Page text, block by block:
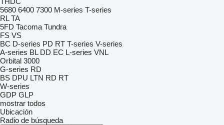
5680 6400 7300 M-series T-series
RL TA
5FD Tacoma Tundra
FS VS
BC D-series PD RT T-series V-series
A-series BL DD EC L-series VNL
Orbital 3000
G-series RD
BS DPU LTN RD RT
W-series
GDP GLP
mostrar todos
Ubicación
Radio de búsqueda